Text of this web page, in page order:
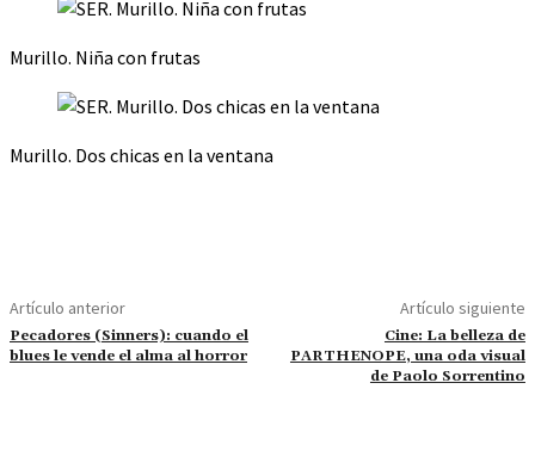
Murillo. Niña con frutas
Murillo. Dos chicas en la ventana
Artículo anterior
Pecadores (Sinners): cuando el
blues le vende el alma al horror
Artículo siguiente
Cine: La belleza de
PARTHENOPE, una oda visual
de Paolo Sorrentino